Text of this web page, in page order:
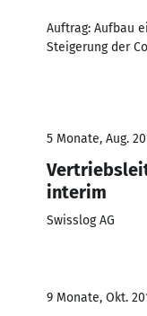
Auftrag: Aufbau
Steigerung der
5 Monate, Aug.
interim
Swisslog AG
9 Monate, Okt.